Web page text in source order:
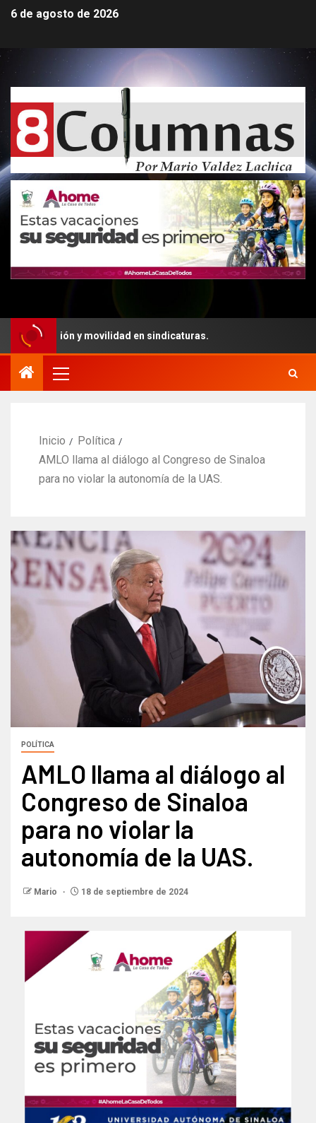
6 de agosto de 2026
audición y movilidad en sindicaturas.
Inicio
Política
AMLO llama al diálogo al Congreso de Sinaloa
para no violar la autonomía de la UAS.
POLÍTICA
AMLO llama al diálogo al
Congreso de Sinaloa
para no violar la
autonomía de la UAS.
Mario 18 de septiembre de 2024